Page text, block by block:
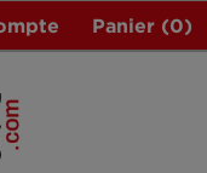
Panier (0)